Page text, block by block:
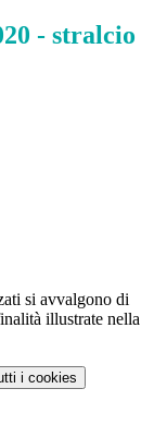
- stralcio
si avvalgono di
illustrate nella
i cookies